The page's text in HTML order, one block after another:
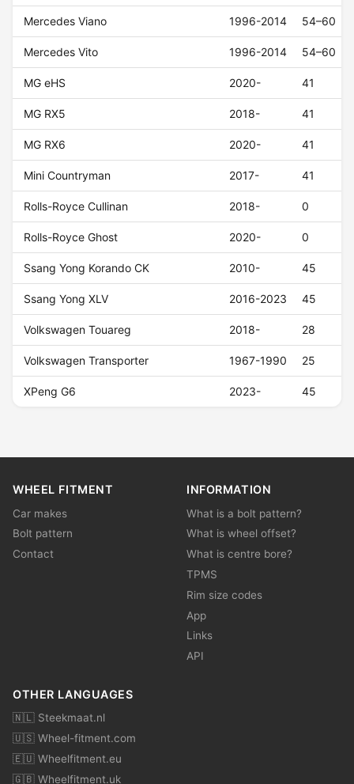
Mercedes Viano 1996-2014 54–60
Mercedes Vito 1996-2014 54–60
MG eHS 2020- 41
MG RX5 2018- 41
MG RX6 2020- 41
Mini Countryman 2017- 41
Rolls-Royce Cullinan 2018- 0
Rolls-Royce Ghost 2020- 0
Ssang Yong Korando CK 2010- 45
Ssang Yong XLV 2016-2023 45
Volkswagen Touareg 2018- 28
Volkswagen Transporter 1967-1990 25
XPeng G6 2023- 45
WHEEL FITMENT
Car makes
Bolt pattern
Contact
INFORMATION
What is a bolt pattern?
What is wheel offset?
What is centre bore?
TPMS
Rim size codes
App
Links
API
OTHER LANGUAGES
🇳🇱 Steekmaat.nl
🇺🇸 Wheel-fitment.com
🇪🇺 Wheelfitment.eu
🇬🇧 Wheelfitment.uk